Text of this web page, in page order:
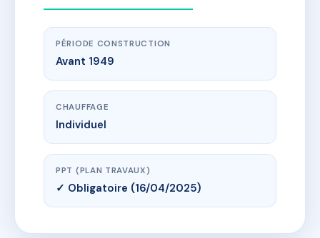
PÉRIODE CONSTRUCTION
Avant 1949
CHAUFFAGE
Individuel
PPT (PLAN TRAVAUX)
✓ Obligatoire (16/04/2025)